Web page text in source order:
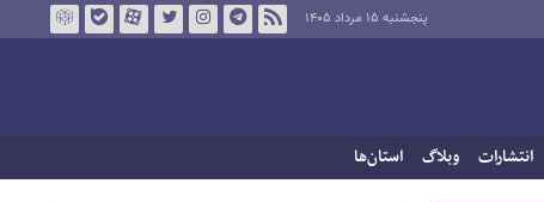
پنجشنبه ۱۵ مرداد ۱۴۰۵
انتشارات وبلاگ استان‌ها